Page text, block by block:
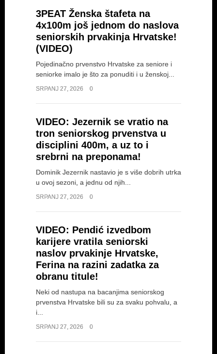
3PEAT Ženska štafeta na
4x100m još jednom do naslova
seniorskih prvakinja Hrvatske!
(VIDEO)
Pojedinačno prvenstvo Hrvatske za seniore i
seniorke imalo je što za ponuditi i u ženskoj...
SRPANJ 27, 2026 0
VIDEO: Jezernik se vratio na
tron seniorskog prvenstva u
disciplini 400m, a uz to i
srebrni na preponama!
Dominik Jezernik nastavio je s više dobrih utrka
u ovoj sezoni, a jednu od njih...
SRPANJ 27, 2026 0
VIDEO: Pendić izvedbom
karijere vratila seniorski
naslov prvakinje Hrvatske,
Ferina na razini zadatka za
obranu titule!
Neki od nastupa na bacanjima seniorskog
prvenstva Hrvatske bili su za svaku pohvalu, a
i...
SRPANJ 27, 2026 0